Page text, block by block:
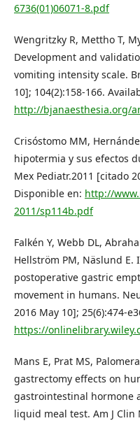
6736(01)06071-8.pdf
Wengritzky R, Mettho T,
Development and
vomiting intensity scale.
10]; 104(2):158-166.
http://bjanaesthesia.org/
Crisóstomo MM,
hipotermia y sus efectos
Mex Pediatr.2011 [citado
Disponible en: http://
2011/sp114b.pdf
Falkén Y, Webb DL,
Hellström PM, Näslund
postoperative gastric
movement in humans.
2016 May 10]; 25(6):474-
https://
Mans E, Prat MS,
gastrectomy effects on
gastrointestinal hormone
liquid meal test. Am J Clin